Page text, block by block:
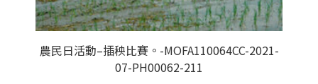
農民日活動–插秧比賽。-MOFA110064CC-2021-
07-PH00062-211